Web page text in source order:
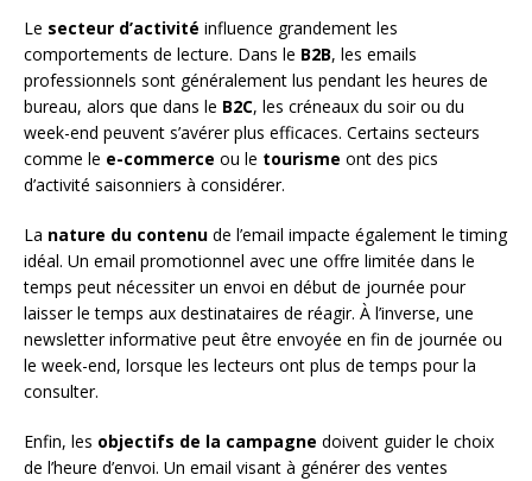
Le secteur d’activité influence grandement les
comportements de lecture. Dans le B2B, les emails
professionnels sont généralement lus pendant les heures de
bureau, alors que dans le B2C, les créneaux du soir ou du
week-end peuvent s’avérer plus efficaces. Certains secteurs
comme le e-commerce ou le tourisme ont des pics
d’activité saisonniers à considérer.
La nature du contenu de l’email impacte également le timing
idéal. Un email promotionnel avec une offre limitée dans le
temps peut nécessiter un envoi en début de journée pour
laisser le temps aux destinataires de réagir. À l’inverse, une
newsletter informative peut être envoyée en fin de journée ou
le week-end, lorsque les lecteurs ont plus de temps pour la
consulter.
Enfin, les objectifs de la campagne doivent guider le choix
de l’heure d’envoi. Un email visant à générer des ventes